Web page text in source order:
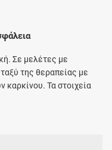
Σε μελέτες με
της θεραπείας με
Τα στοιχεία